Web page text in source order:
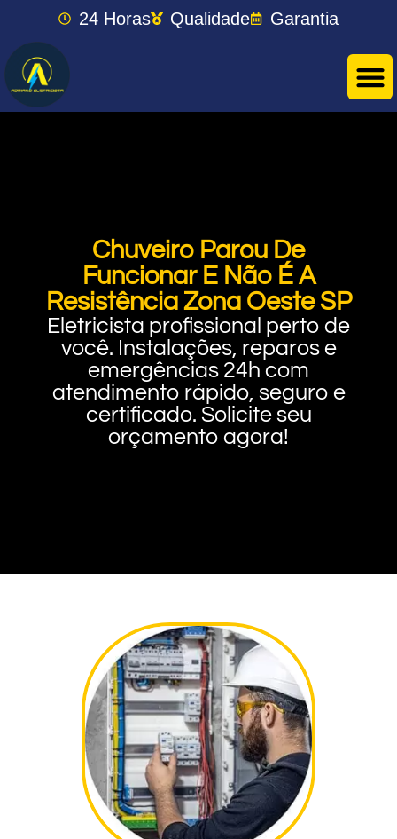
24 Horas Qualidade Garantia
Chuveiro Parou De
Funcionar E Não É A
Resistência Zona Oeste SP
Eletricista profissional perto de
você. Instalações, reparos e
emergências 24h com
atendimento rápido, seguro e
certificado. Solicite seu
orçamento agora!